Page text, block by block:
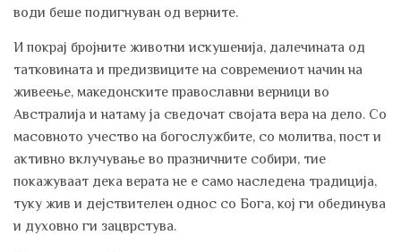
води беше подигнуван од верните.
И покрај бројните животни искушенија, далечината од
татковината и предизвиците на современиот начин на
живеење, македонските православни верници во
Австралија и натаму ја сведочат својата вера на дело. Со
масовното учество на богослужбите, со молитва, пост и
активно вклучување во празничните собири, тие
покажуваат дека верата не е само наследена традиција,
туку жив и дејствителен однос со Бога, кој ги обединува
и духовно ги зацврстува.